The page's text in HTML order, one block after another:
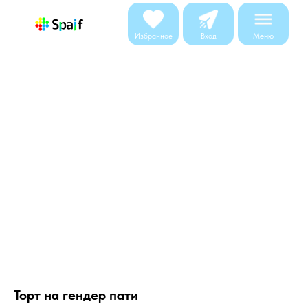
Меню
Вход
Избранное
Торт на гендер пати